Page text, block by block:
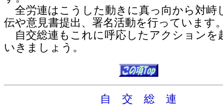
全労連はこうした動きに真っ向から対峙
伝や意見書提出、署名活動を行っています
自交総連もこれに呼応したアクションを
いきましょう。
自 交 総 連